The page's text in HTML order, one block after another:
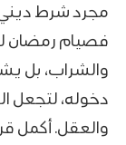
مجرد شرط
فصيام رمضان
والشراب، بل
دخوله، لتجعل
والعقل. أكمل